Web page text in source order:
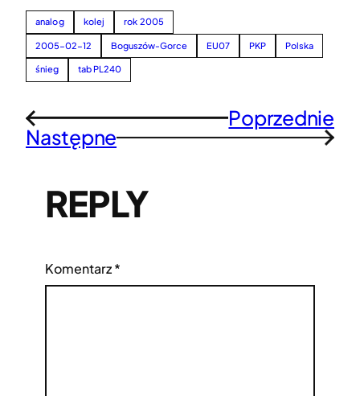
analog kolej rok 2005
2005-02-12 Boguszów-Gorce EU07 PKP Polska
śnieg tab PL240
← Poprzednie
Następne →
REPLY
Komentarz*